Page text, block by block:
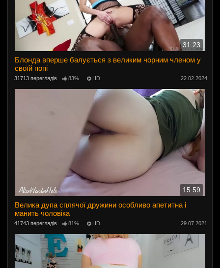
31:23
Блонда вперше балується з великим чорним членом у
своїй попі
31713 переглядів 83% HD 22.02.2024
15:59
Велика дупа сплячої дружини особливо апетитна і
манить чоловіка
41743 переглядів 81% HD 29.07.2021